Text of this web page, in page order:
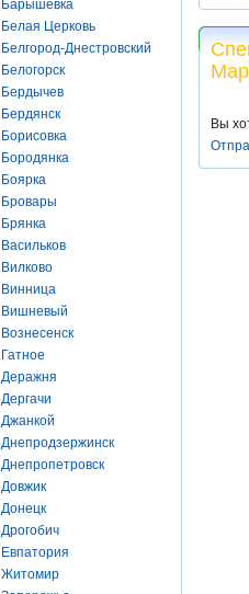
Барышевка
Белая Церковь
Белгород-Днестровский
Белогорск
Бердычев
Бердянск
Борисовка
Бородянка
Боярка
Бровары
Брянка
Васильков
Вилково
Винница
Вишневый
Вознесенск
Гатное
Деражня
Дергачи
Джанкой
Днепродзержинск
Днепропетровск
Довжик
Донецк
Дрогобич
Евпатория
Житомир
Вы